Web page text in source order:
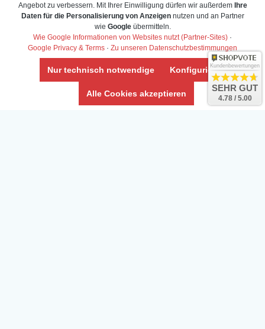
Daten­schutz­erklärung
Widerrufs­recht /Widerrufs­formular
AGB & Info
Impressum
Umwelt und Entsorgung
Vertrag widerrufen
Angebot zu verbessern. Mit Ihrer Einwilligung dürfen wir außerdem Ihre
Daten für die Personalisierung von Anzeigennutzen und an Partner
wie Googleübermitteln.
Wie Google Informationen von Websites nutzt (Partner-Sites) ·
Google Privacy & Terms · Zu unseren Datenschutzbestimmungen
Nur technisch notwendige Konfigurieren
Alle Cookies akzeptieren
Kundenbewertungen
SEHR GUT
4.78 / 5.00